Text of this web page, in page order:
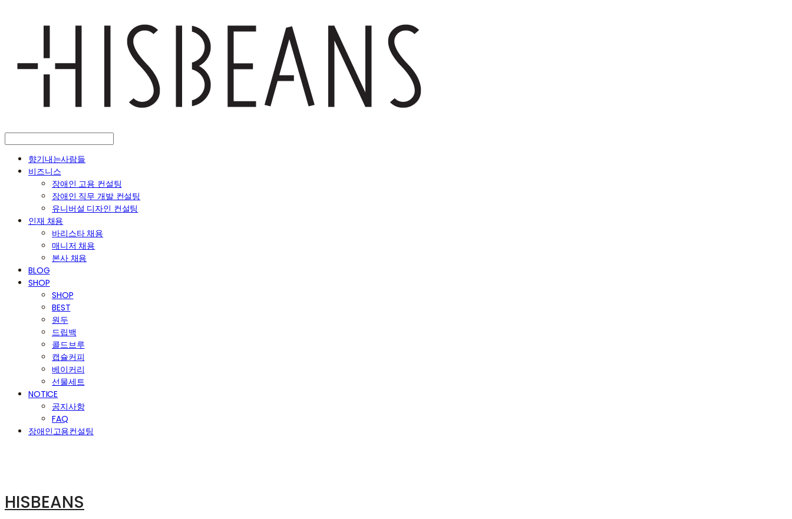
향기내는사람들
비즈니스
장애인 고용 컨설팅
장애인 직무 개발 컨설팅
유니버설 디자인 컨설팅
인재 채용
바리스타 채용
매니저 채용
본사 채용
BLOG
SHOP
SHOP
BEST
원두
드립백
콜드브루
캡슐커피
베이커리
선물세트
NOTICE
공지사항
FAQ
장애인고용컨설팅
HISBEANS